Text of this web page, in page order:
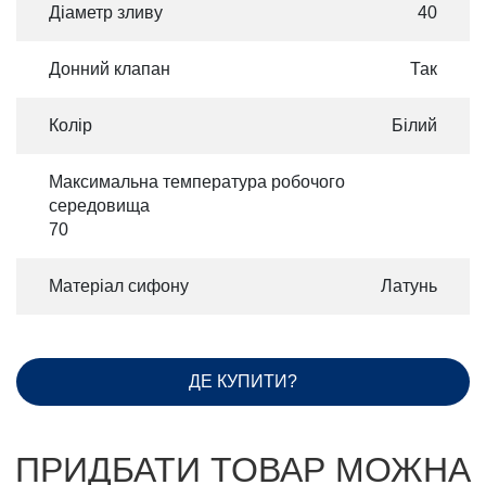
Діаметр зливу 40
Донний клапан Так
Колір Білий
Максимальна температура робочого
середовища
70
Матеріал сифону Латунь
ДЕ КУПИТИ?
ПРИДБАТИ ТОВАР МОЖНА